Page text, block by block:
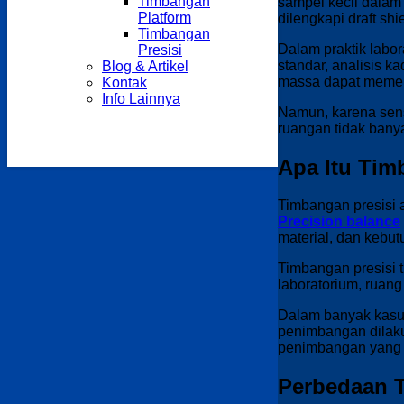
dilengkapi draft
Dalam praktik
standar, analisis
massa dapat
Namun, karena
ruangan tidak
Apa Itu
Timbangan presisi
Precision balance
material, dan
Timbangan presisi
laboratorium,
Dalam banyak
penimbangan
penimbangan
Perbedaan
Platform
Timbangan
Presisi
Blog & Artikel
Kontak
Info Lainnya